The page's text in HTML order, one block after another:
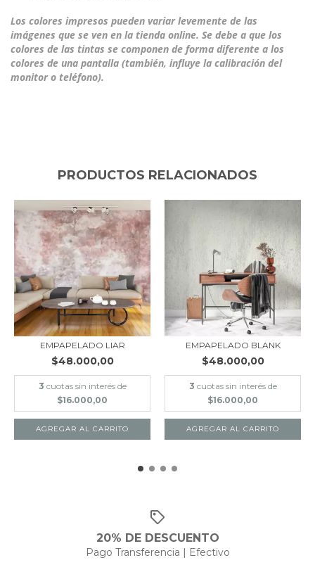
Los colores impresos pueden variar levemente de las
imágenes que se ven en la tienda online. Se debe a que los
colores de las tintas se componen de forma diferente a los
colores de una pantalla (también, influye la calibración del
monitor o teléfono).
PRODUCTOS RELACIONADOS
EMPAPELADO LIAR
$48.000,00
3 cuotas sin interés de
$16.000,00
AGREGAR AL CARRITO
EMPAPELADO BLANK
$48.000,00
3 cuotas sin interés de
$16.000,00
AGREGAR AL CARRITO
20% DE DESCUENTO
Pago Transferencia | Efectivo